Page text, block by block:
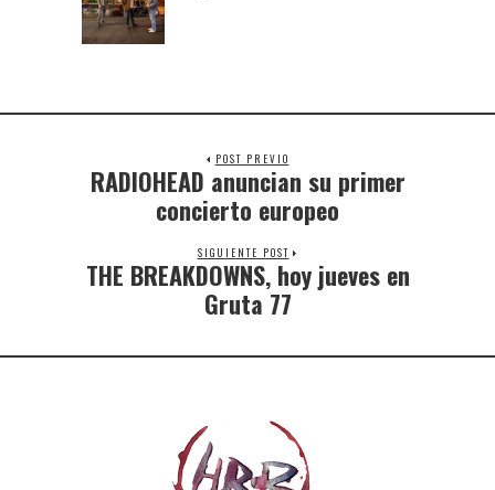
POST PREVIO
RADIOHEAD anuncian su primer
concierto europeo
SIGUIENTE POST
THE BREAKDOWNS, hoy jueves en
Gruta 77